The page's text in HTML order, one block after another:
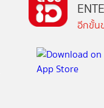
อีกขั้น